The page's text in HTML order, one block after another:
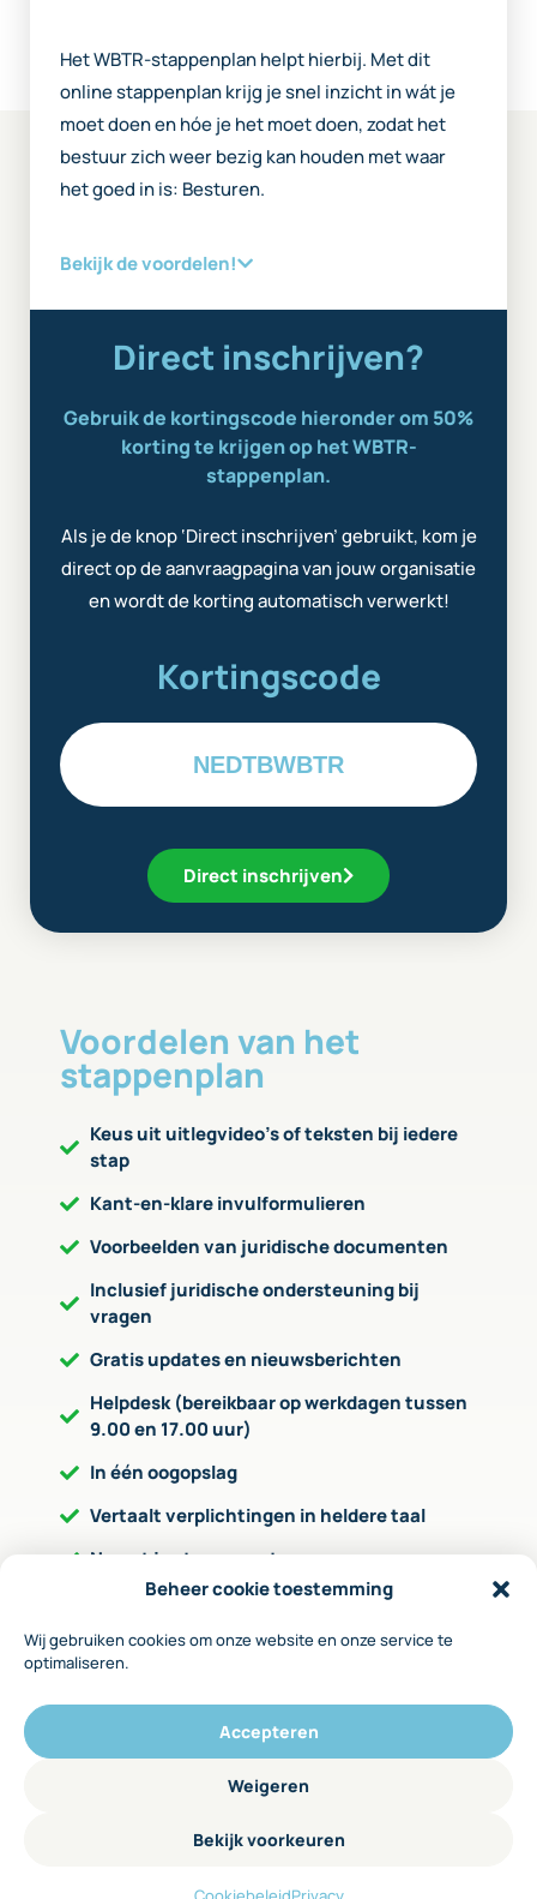
Beheer cookie toestemming
Wij gebruiken cookies om onze website en onze service te
optimaliseren.
Accepteren
Weigeren
Bekijk voorkeuren
Het WBTR-stappenplan helpt hierbij. Met dit
online stappenplan krijg je snel inzicht in wát je
moet doen en hóe je het moet doen, zodat het
bestuur zich weer bezig kan houden met waar
het goed in is: Besturen.
Bekijk de voordelen!
Direct inschrijven?
Gebruik de kortingscode hieronder om 50%
korting te krijgen op het WBTR-
stappenplan.
Als je de knop ‘Direct inschrijven’ gebruikt, kom je
direct op de aanvraagpagina van jouw organisatie
en wordt de korting automatisch verwerkt!
Kortingscode
NEDTBWBTR
Direct inschrijven
Voordelen van het
stappenplan
Keus uit uitlegvideo’s of teksten bij iedere
stap
Kant-en-klare invulformulieren
Voorbeelden van juridische documenten
Inclusief juridische ondersteuning bij
vragen
Gratis updates en nieuwsberichten
Helpdesk (bereikbaar op werkdagen tussen
9.00 en 17.00 uur)
In één oogopslag
Vertaalt verplichtingen in heldere taal
Neemt je stap voor stap mee
Geeft aan op welke wijze je de verplichting
kunt invullen
Via invulformulieren leg je zaken vast
Met behulp van het WBTR-stappenplan kost het 3
tot 4 uur binnen één of twee